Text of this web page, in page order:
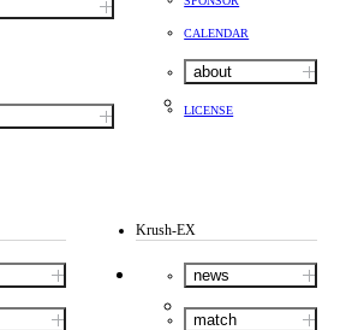
CALENDAR
about
LICENSE
Krush-EX
news
match